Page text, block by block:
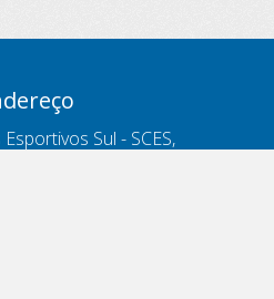
Sul - SCES,